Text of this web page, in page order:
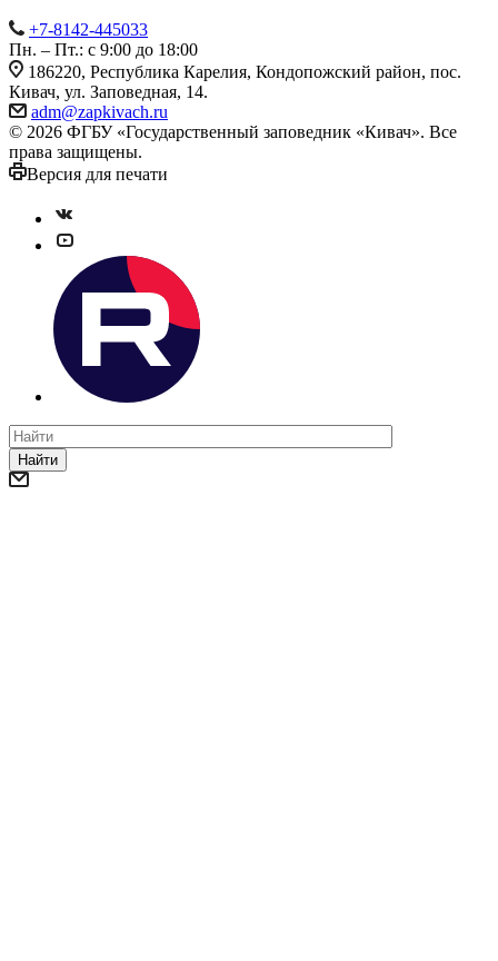
+7-8142-445033
Пн. – Пт.: с 9:00 до 18:00
186220, Республика Карелия, Кондопожский район, пос.
Кивач, ул. Заповедная, 14.
adm@zapkivach.ru
© 2026 ФГБУ «Государственный заповедник «Кивач». Все
права защищены.
Версия для печати
Найти